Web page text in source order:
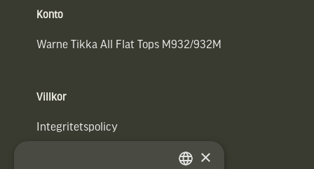
Konto
Warne Tikka All Flat Tops M932/932M
Villkor
Integritetspolicy
×